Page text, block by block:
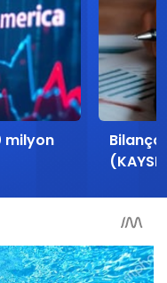
milyon
Bilanço